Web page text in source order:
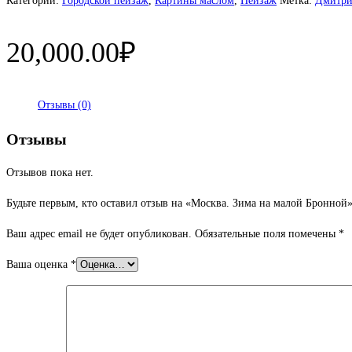
20,000.00₽
Отзывы (0)
Отзывы
Отзывов пока нет.
Будьте первым, кто оставил отзыв на «Москва. Зима на малой Бронной»
Ваш адрес email не будет опубликован. Обязательные поля помечены *
Ваша оценка *